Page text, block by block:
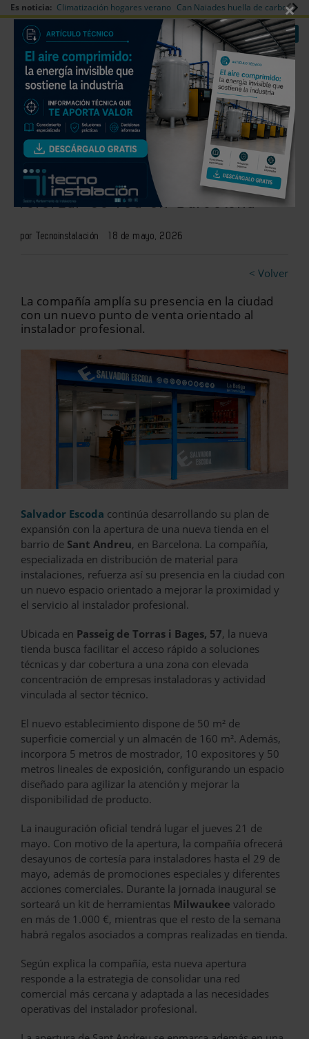
Es noticia: Climatización hogares verano Can Naiades huella de carbono
Redes Sociales Es noticia Login empresas Registro
Salvador Escoda abre una nueva
tienda en Sant Andreu para
reforzar su red en Barcelona
por Tecnoinstalación 18 de mayo, 2026
< Volver
La compañía amplía su presencia en la ciudad
con un nuevo punto de venta orientado al
instalador profesional.
Salvador Escoda continúa desarrollando su plan de
expansión con la apertura de una nueva tienda en el
barrio de Sant Andreu, en Barcelona. La compañía,
especializada en distribución de material para
instalaciones, refuerza así su presencia en la ciudad con
un nuevo espacio orientado a mejorar la proximidad y
el servicio al instalador profesional.
Ubicada en Passeig de Torras i Bages, 57, la nueva
tienda busca facilitar el acceso rápido a soluciones
técnicas y dar cobertura a una zona con elevada
concentración de empresas instaladoras y actividad
vinculada al sector técnico.
El nuevo establecimiento dispone de 50 m² de
superficie comercial y un almacén de 160 m². Además,
incorpora 5 metros de mostrador, 10 expositores y 50
metros lineales de exposición, configurando un espacio
diseñado para agilizar la atención y mejorar la
disponibilidad de producto.
La inauguración oficial tendrá lugar el jueves 21 de
mayo. Con motivo de la apertura, la compañía ofrecerá
desayunos de cortesía para instaladores hasta el 29 de
mayo, además de promociones especiales y diferentes
acciones comerciales. Durante la jornada inaugural se
sorteará un kit de herramientas Milwaukee valorado
en más de 1.000 €, mientras que el resto de la semana
habrá regalos asociados a compras realizadas en tienda.
Según explica la compañía, esta nueva apertura
responde a la estrategia de consolidar una red
comercial más cercana y adaptada a las necesidades
operativas del instalador profesional.
×